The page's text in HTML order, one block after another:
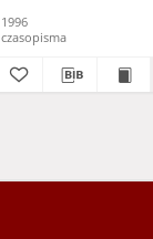
1996
czasopisma